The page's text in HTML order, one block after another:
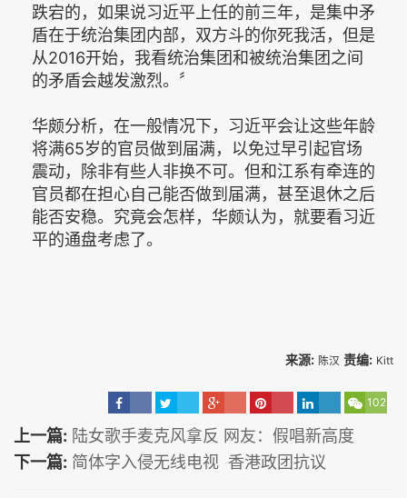
跌宕的，如果说习近平上任的前三年，是集中矛
盾在于统治集团内部，双方斗的你死我活，但是
从2016开始，我看统治集团和被统治集团之间
的矛盾会越发激烈。〞
华颇分析，在一般情况下，习近平会让这些年龄
将满65岁的官员做到届满，以免过早引起官场
震动，除非有些人非换不可。但和江系有牵连的
官员都在担心自己能否做到届满，甚至退休之后
能否安稳。究竟会怎样，华颇认为，就要看习近
平的通盘考虑了。
来源: 陈汉 责编: Kitt
102
上一篇: 陆女歌手麦克风拿反 网友：假唱新高度
下一篇: 简体字入侵无线电视 香港政团抗议